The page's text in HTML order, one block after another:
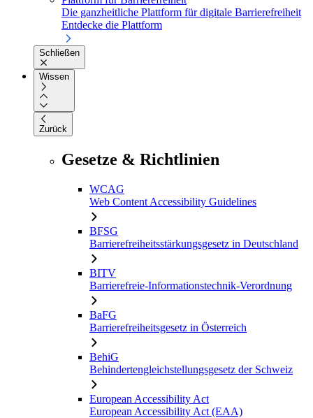
Die ganzheitliche Plattform für digitale Barrierefreiheit
Entdecke die Plattform
Schließen
Wissen
Zurück
Gesetze & Richtlinien
WCAG
Web Content Accessibility Guidelines
BFSG
Barrierefreiheitsstärkungsgesetz in Deutschland
BITV
Barrierefreie-Informationstechnik-Verordnung
BaFG
Barrierefreiheitsgesetz in Österreich
BehiG
Behindertengleichstellungsgesetz der Schweiz
European Accessibility Act
European Accessibility Act (EAA)